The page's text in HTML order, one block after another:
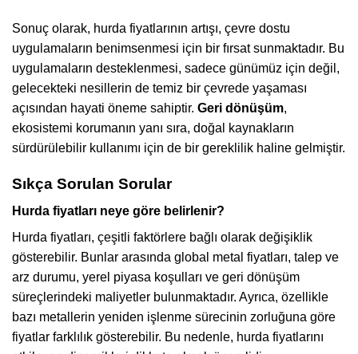
Sonuç olarak, hurda fiyatlarının artışı, çevre dostu
uygulamaların benimsenmesi için bir fırsat sunmaktadır. Bu
uygulamaların desteklenmesi, sadece günümüz için değil,
gelecekteki nesillerin de temiz bir çevrede yaşaması
açısından hayati öneme sahiptir. Geri dönüşüm,
ekosistemi korumanın yanı sıra, doğal kaynakların
sürdürülebilir kullanımı için de bir gereklilik haline gelmiştir.
Sıkça Sorulan Sorular
Hurda fiyatları neye göre belirlenir?
Hurda fiyatları, çeşitli faktörlere bağlı olarak değişiklik
gösterebilir. Bunlar arasında global metal fiyatları, talep ve
arz durumu, yerel piyasa koşulları ve geri dönüşüm
süreçlerindeki maliyetler bulunmaktadır. Ayrıca, özellikle
bazı metallerin yeniden işlenme sürecinin zorluğuna göre
fiyatlar farklılık gösterebilir. Bu nedenle, hurda fiyatlarını